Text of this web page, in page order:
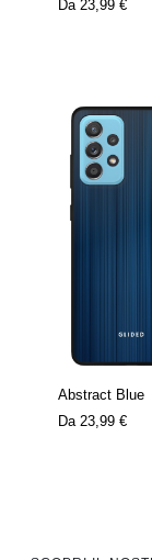
Da 23,99 €
Abstract Blue
Da 23,99 €